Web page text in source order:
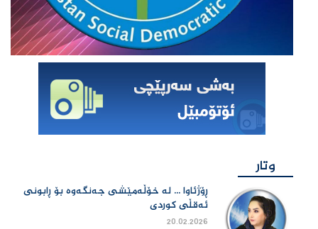
وتار
ڕۆژئاوا ... لە خۆڵەمێشی جەنگەوە بۆ ڕابونی
ئەقڵی کوردی
20.02.2026